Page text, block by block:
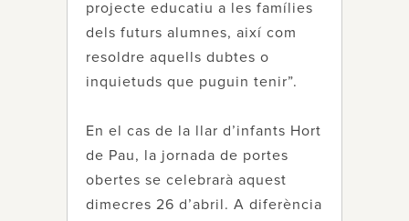
projecte educatiu a les famílies
dels futurs alumnes, així com
resoldre aquells dubtes o
inquietuds que puguin tenir”.
En el cas de la llar d’infants Hort
de Pau, la jornada de portes
obertes se celebrarà aquest
dimecres 26 d’abril. A diferència